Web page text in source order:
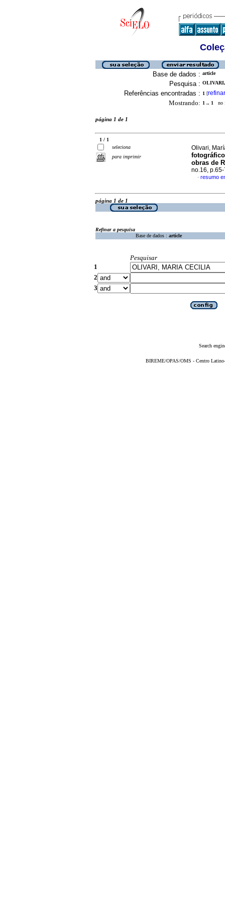
Base de dados : article
Pesquisa :
Referências encontradas : 1 [refinar
Mostrando: 1 .. 1 no
página 1 de 1
1 / 1
seleciona
para imprimir
Olivari,
obras de
no.16,
· resumo
página 1 de 1
Refinar a pesquisa
Base de dados : article
Pesquisar
1
2
3
Search
BIREME/OPAS/OMS - Centro Latino-